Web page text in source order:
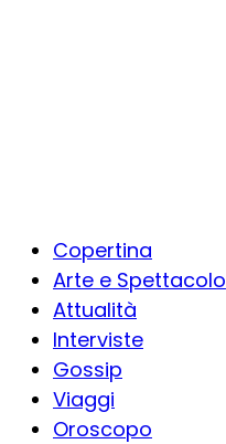
Copertina
Arte e Spettacolo
Attualità
Interviste
Gossip
Viaggi
Oroscopo